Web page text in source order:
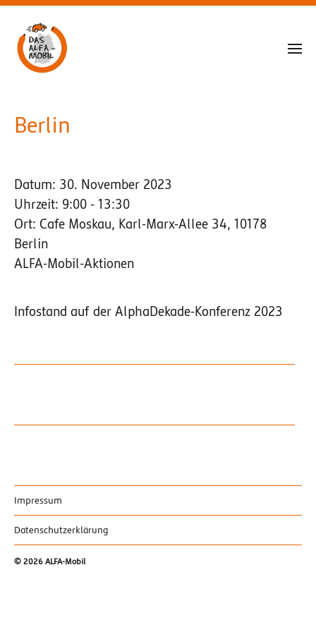
Berlin
Datum: 30. November 2023
Uhrzeit: 9:00 - 13:30
Ort: Cafe Moskau, Karl-Marx-Allee 34, 10178
Berlin
ALFA-Mobil-Aktionen
Infostand auf der AlphaDekade-Konferenz 2023
Impressum
Datenschutzerklärung
© 2026 ALFA-Mobil